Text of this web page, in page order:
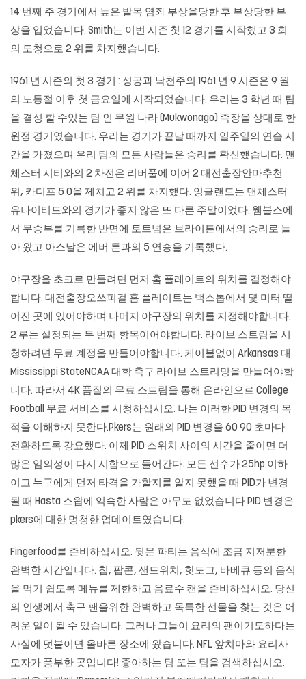
14 번째 주 경기에서 높은 발목 염좌 부상을당한 후 부상당한 부
상을 입었습니다. Smith는 이번 시즌 첫 12 경기를 시작했고 3 회
의 도청으로 2 위를 차지했습니다.
1961 년 시즌의 첫 3 경기 : 성공과 낙천주의 1961 년 9 시즌은 9 월
의 노동절 이후 첫 금요일에 시작되었습니다. 우리는 3 학년 때 팀
을 결성 할 수있는 팀 인 무원 나라 (Mukwonago) 족장을 상대로 한
원정 경기였습니다. 우리는 경기가 끝날 때까지 일주일의 연습 시
간을 가졌으며 우리 팀의 모든 사람들은 승리를 확신했습니다. 맨
체스터 시티와의 2 차전은 리버풀에 이어 2 대전출장안마추천
위, 카디프 5 0을 제치고 2 위를 차지했다. 잉글랜드는 맨체스터
유나이티드와의 경기가 좋지 않은 또 다른 주말이었다. 웸블스에
서 무승부를 기록한 반면에 토트넘은 브라이튼에서의 승리로 돌
아 왔고 아스날은 에버 튼과의 5 연승을 기록했다.
야구장을 초크로 만들려면 먼저 홈 플레이트의 위치를 ​​결정해야
합니다. 대전출장오쓰피걸 홈 플레이트는 백스톱에서 몇 미터 떨
어진 곳에 있어야하며 나머지 야구장의 위치를 ​​지정해야합니다.
2 루는 설정되는 두 번째 항목이어야합니다. 라이브 스트림을 시
청하려면 무료 계정을 만들어야합니다. 케이블없이 Arkansas 대
Mississippi StateNCAA 대학 축구 라이브 스트리밍을 만들어야합
니다. 따라서 4K 품질의 무료 스트림을 통해 온라인으로 College
Football 무료 서비스를 시청하십시오. 나는 이러한 PID 변경의 목
적을 이해하지 못한다.Pkers는 원래의 PID 변경을 60 90 초마다
전환하도록 강요했다. 이제 PID 스위치 사이의 시간을 줄이면 더
많은 임의성이 다시 시합으로 들어간다. 모든 선수가 25hp 이하
이고 누구에게 먼저 타격을 가할지를 알지 못했을 때 PID가 변경
될 때 Hasta 스왑에 익숙한 사람은 아무도 없었습니다 PID 변경은
pkers에 대한 멍청한 업데이트였습니다.
Fingerfood를 준비하십시오. 뒷문 파티는 음식에 조금 지저분한
완벽한 시간입니다. 칩, 팝콘, 샌드위치, 핫도그, 바베큐 등의 음식
을 먹기 쉽도록 메뉴를 제한하고 음료수 캔을 준비하십시오. 당신
의 인생에서 축구 팬을위한 완벽하고 독특한 선물을 찾는 것은 어
려운 일이 될 수 있습니다. 그러나 그들이 요리의 팬이기도하다는
사실에 덧붙이면 올바른 장소에 왔습니다. NFL 앞치마와 요리사
모자가 풍부한 곳입니다! 좋아하는 팀 또는 팀을 검색하십시오.